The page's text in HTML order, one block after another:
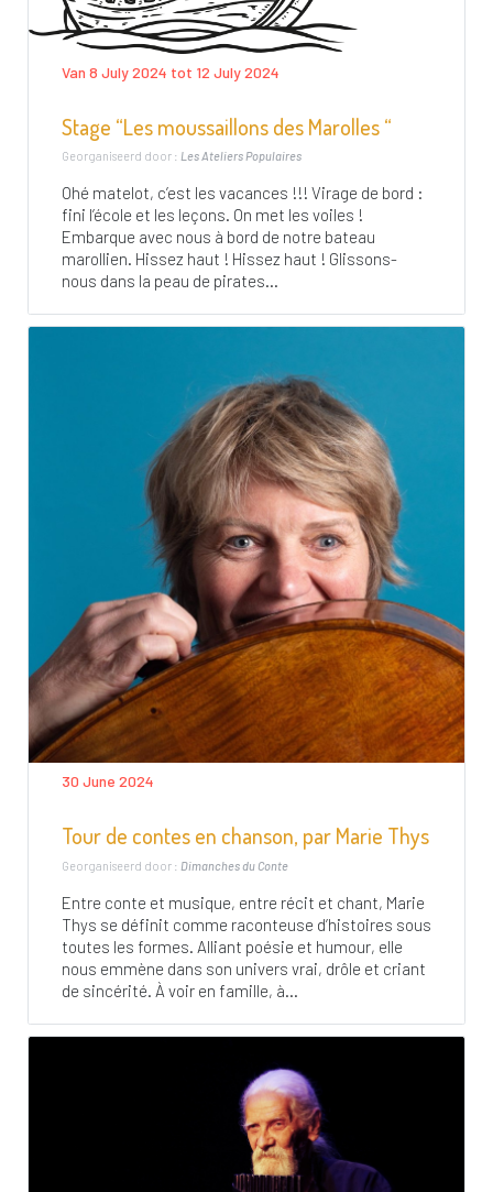
Van 8 July 2024 tot 12 July 2024
Stage “Les moussaillons des Marolles “
Georganiseerd door : Les Ateliers Populaires
Ohé matelot, c’est les vacances !!! Virage de bord :
fini l’école et les leçons. On met les voiles !
Embarque avec nous à bord de notre bateau
marollien. Hissez haut ! Hissez haut ! Glissons-
nous dans la peau de pirates...
30 June 2024
Tour de contes en chanson, par Marie Thys
Georganiseerd door : Dimanches du Conte
Entre conte et musique, entre récit et chant, Marie
Thys se définit comme raconteuse d’histoires sous
toutes les formes. Alliant poésie et humour, elle
nous emmène dans son univers vrai, drôle et criant
de sincérité. À voir en famille, à...